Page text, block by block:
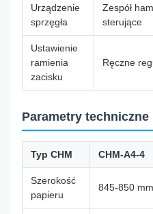
Urządzenie
sprzęgła
Zespół
sterujące
Ustawienie
ramienia
zacisku
Ręczne
Parametry techniczne
Typ CHM CHM-A4-4
Szerokość
papieru
845-850 mm